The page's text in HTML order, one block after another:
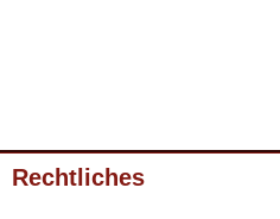
Rechtliches